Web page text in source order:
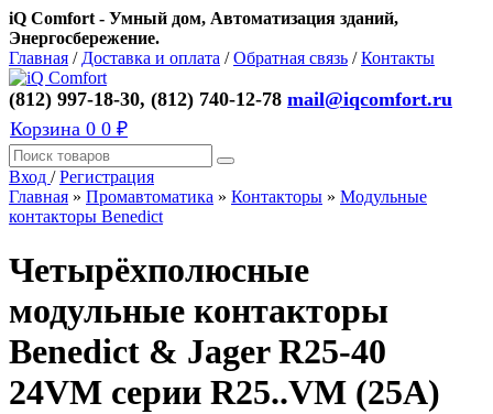
iQ Comfort - Умный дом, Автоматизация зданий,
Энергосбережение.
Главная / Доставка и оплата /Обратная связь /Контакты
(812) 997-18-30, (812) 740-12-78 mail@iqcomfort.ru
Корзина 0 0 ₽
Вход /Регистрация
Главная » Промавтоматика » Контакторы » Модульные
контакторы Benedict
Четырёхполюсные
модульные контакторы
Benedict & Jager R25-40
24VM серии R25..VM (25A)